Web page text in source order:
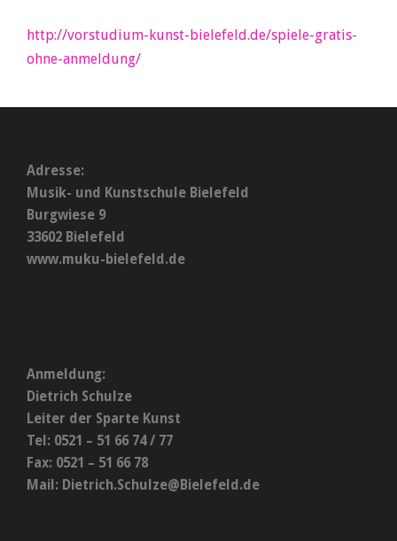
http://vorstudium-kunst-bielefeld.de/spiele-gratis-
ohne-anmeldung/
Adresse:
Musik- und Kunstschule Bielefeld
Burgwiese 9
33602 Bielefeld
www.muku-bielefeld.de
Anmeldung:
Dietrich Schulze
Leiter der Sparte Kunst
Tel: 0521 – 51 66 74 / 77
Fax: 0521 – 51 66 78
Mail: Dietrich.Schulze@Bielefeld.de